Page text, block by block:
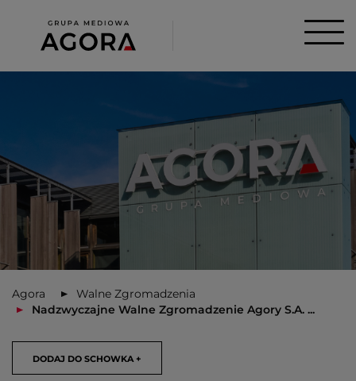
Agora
Walne Zgromadzenia
Nadzwyczajne Walne Zgromadzenie Agory S.A. ...
DODAJ DO SCHOWKA +